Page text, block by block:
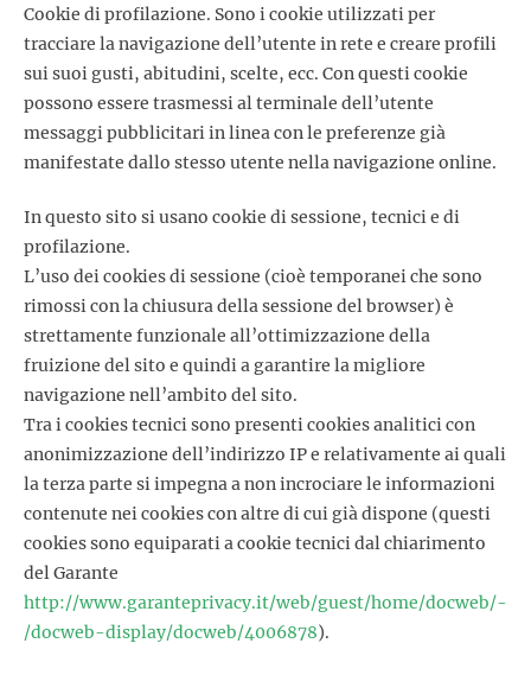
Cookie di profilazione. Sono i cookie utilizzati per
tracciare la navigazione dell’utente in rete e creare profili
sui suoi gusti, abitudini, scelte, ecc. Con questi cookie
possono essere trasmessi al terminale dell’utente
messaggi pubblicitari in linea con le preferenze già
manifestate dallo stesso utente nella navigazione online.
In questo sito si usano cookie di sessione, tecnici e di
profilazione.
L’uso dei cookies di sessione (cioè temporanei che sono
rimossi con la chiusura della sessione del browser) è
strettamente funzionale all’ottimizzazione della
fruizione del sito e quindi a garantire la migliore
navigazione nell’ambito del sito.
Tra i cookies tecnici sono presenti cookies analitici con
anonimizzazione dell’indirizzo IP e relativamente ai quali
la terza parte si impegna a non incrociare le informazioni
contenute nei cookies con altre di cui già dispone (questi
cookies sono equiparati a cookie tecnici dal chiarimento
del Garante
http://www.garanteprivacy.it/web/guest/home/docweb/-
/docweb-display/docweb/4006878).